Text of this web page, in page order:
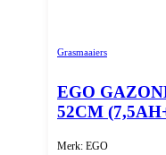
Grasmaaiers
EGO
52CM
Merk: EGO